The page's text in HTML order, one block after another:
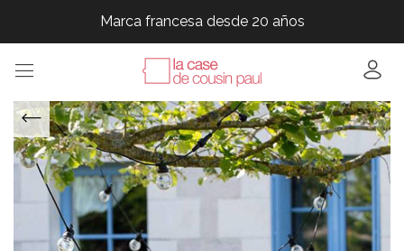
Marca francesa desde 20 años
Marca francesa desde 20 años
Marca francesa desde 20 años